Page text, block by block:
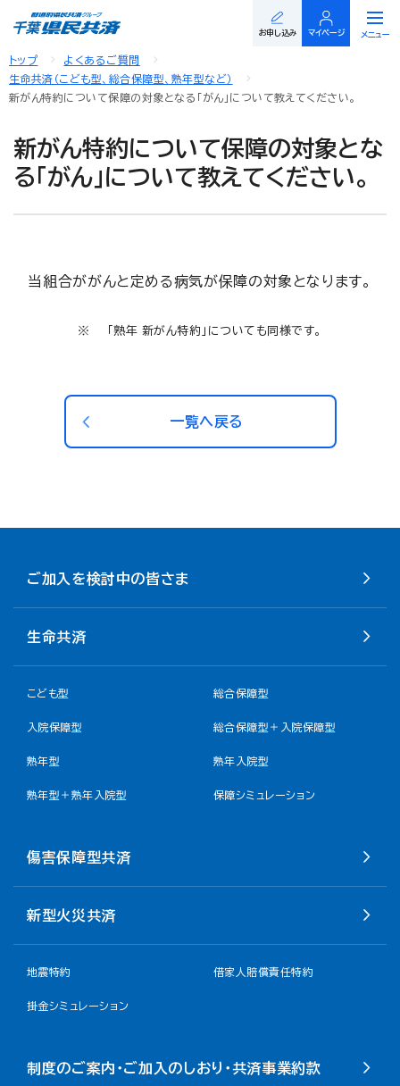
閉じる
メニュー
お申し込み マイページ
トップ
よくあるご質問
生命共済（こども型、総合保障型、熟年型など）
新がん特約について保障の対象となる「がん」について教えてください。
新がん特約について保障の対象とな
る「がん」について教えてください。
当組合ががんと定める病気が保障の対象となります。
「熟年 新がん特約」についても同様です。
一覧へ戻る
ご加入を検討中の皆さま
生命共済
こども型 総合保障型
入院保障型 総合保障型＋入院保障型
熟年型 熟年入院型
熟年型＋熟年入院型 保障シミュレーション
傷害保障型共済
新型火災共済
地震特約 借家人賠償責任特約
掛金シミュレーション
制度のご案内・ご加入のしおり・共済事業約款